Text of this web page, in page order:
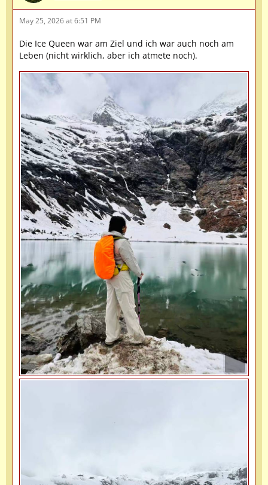
May 25, 2026 at 6:51 PM
Die Ice Queen war am Ziel und ich war auch noch am
Leben (nicht wirklich, aber ich atmete noch).